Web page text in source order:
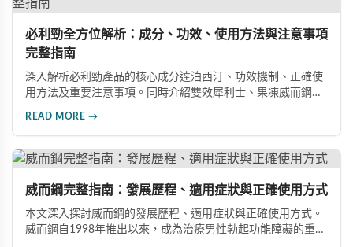
必利勁全方位解析：成分、功效、使用方法與注意事項
完整指南
深入解析必利勁產品的核心成分達泊西汀、功效機制、正確使
用方法及重要注意事項。同時介紹雙效犀利士、果凍威而鋼雙
READ MORE →
威而鋼完整指南：發展歷程、適用症狀與正確使用方式
本文深入探討威而鋼的發展歷程、適用症狀與正確使用方式。
威而鋼自1998年推出以來，成為治療男性勃起功能障礙的重要